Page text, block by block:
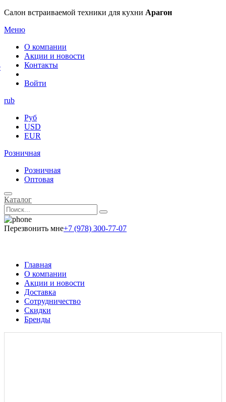
Салон встраиваемой техники для кухни Арагон
Меню
О компании
Акции и новости
Контакты
Войти
rub
Руб
USD
EUR
Розничная
Розничная
Оптовая
Каталог
Перезвонить мне+7 (978) 300-77-07
Главная
О компании
Акции и новости
Доставка
Сотрудничество
Скидки
Бренды